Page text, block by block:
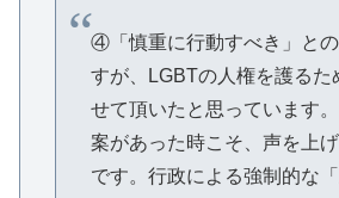
④「慎重に行動すべき」と
すが、LGBTの人権を護るた
せて頂いたと思っています
案があった時こそ、声を上
です。行政による強制的な「